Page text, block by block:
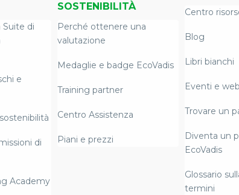
Suite di
e
di
Academy
SOSTENIBILITÀ
Perché ottenere una
valutazione
Medaglie e badge EcoVadis
Training partner
Centro Assistenza
Piani e prezzi
Centro
Blog
Libri bianchi
Eventi e
Trovare un
Diventa un
EcoVadis
Glossario
termini